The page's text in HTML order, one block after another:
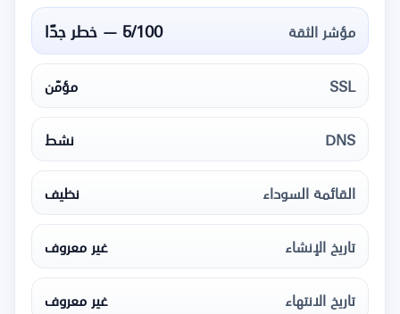
مؤشر الثقة
5/100 — خطر جدًا
SSL
مؤمّن
DNS
نشط
القائمة السوداء
نظيف
تاريخ الإنشاء
غير معروف
تاريخ الانتهاء
غير معروف